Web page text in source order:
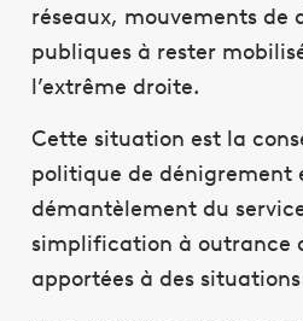
réseaux, mouvements de
publiques à rester
l’extrême droite.
Cette situation est la
politique de dénigrement
démantèlement du
simplification à outrance
apportées à des